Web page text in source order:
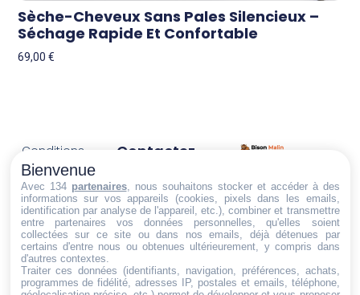
Sèche-Cheveux Sans Pales Silencieux –
Séchage Rapide Et Confortable
69,00€
Trouvez ce qu'il vous faut,
au bon endroit
Conditions
générales
de vente
Politique de
cookies
Politique de
confidentialité
Mentions
Contactez-
Email:
dt@sasbms.fr
Bienvenue
Avec 134 partenaires, nous souhaitons stocker et accéder à des
informations sur vos appareils (cookies, pixels dans les emails,
identification par analyse de l'appareil, etc.), combiner et transmettre
entre partenaires vos données personnelles, qu'elles soient
collectées sur ce site ou dans nos emails, déjà détenues par
certains d'entre nous ou obtenues ultérieurement, y compris dans
d'autres contextes.
Traiter ces données (identifiants, navigation, préférences, achats,
programmes de fidélité, adresses IP, postales et emails, téléphone,